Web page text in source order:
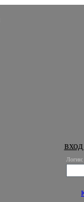
Логин: